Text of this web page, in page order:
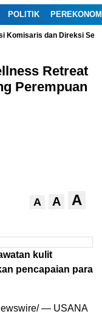
POLITIK
Komisaris dan Direksi
Retreat
Perempuan
A A A
kulit
pencapaian para
— USANA